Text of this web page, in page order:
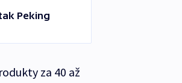
Peking
za 40 až